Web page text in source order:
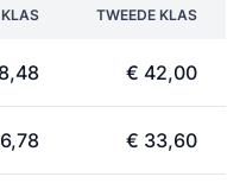
KLAS TWEEDE KLAS
€ 42,00
€ 33,60